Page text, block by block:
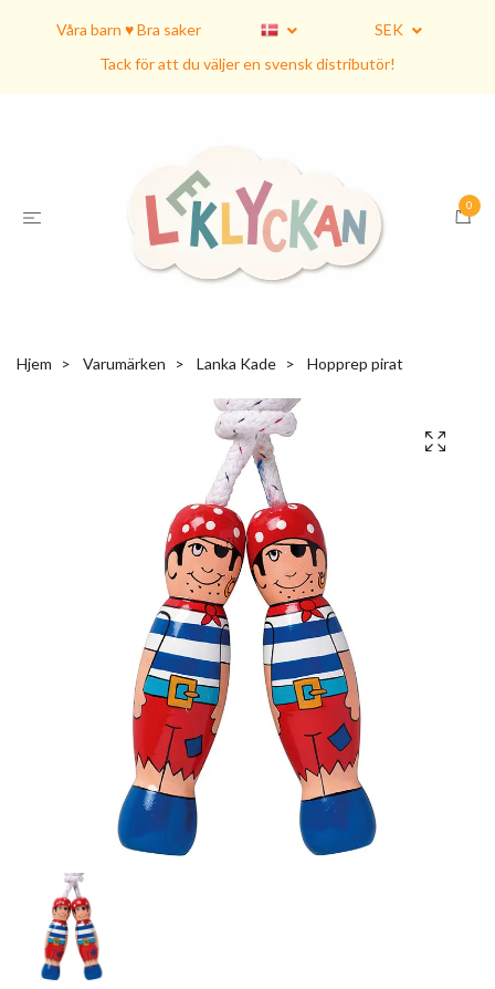
Våra barn ♥ Bra saker
SEK
Tack för att du väljer en svensk distributör!
0
Hjem Varumärken Lanka Kade Hopprep pirat